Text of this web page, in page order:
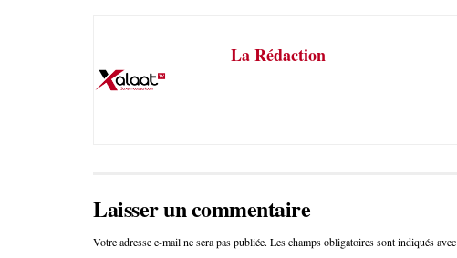
La Rédaction
Laisser un commentaire
Votre adresse e-mail ne sera pas publiée. Les champs obligatoires sont indiqués avec